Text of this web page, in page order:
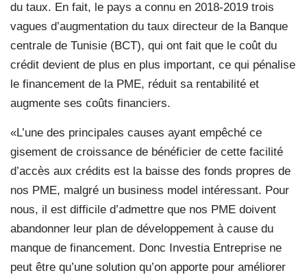
du taux. En fait, le pays a connu en 2018-2019 trois
vagues d’augmentation du taux directeur de la Banque
centrale de Tunisie (BCT), qui ont fait que le coût du
crédit devient de plus en plus important, ce qui pénalise
le financement de la PME, réduit sa rentabilité et
augmente ses coûts financiers.
«L’une des principales causes ayant empêché ce
gisement de croissance de bénéficier de cette facilité
d’accès aux crédits est la baisse des fonds propres de
nos PME, malgré un business model intéressant. Pour
nous, il est difficile d’admettre que nos PME doivent
abandonner leur plan de développement à cause du
manque de financement. Donc Investia Entreprise ne
peut être qu’une solution qu’on apporte pour améliorer